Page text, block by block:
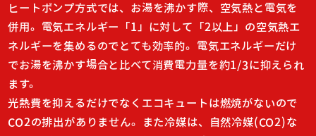
ヒートポンプ方式では、お湯を沸かす際、空気熱と電気を
併用。 電気エネルギー「1」に対して「2以上」の空気熱エ
ネルギーを集めるのでとても効率的。電気エネルギーだけ
でお湯を沸かす場合と比べて消費電力量を約1/3に抑えられ
ます。
光熱費を抑えるだけでなくエコキュートは燃焼がないので
CO2の排出がありません。また冷媒は、自然冷媒(CO2)な